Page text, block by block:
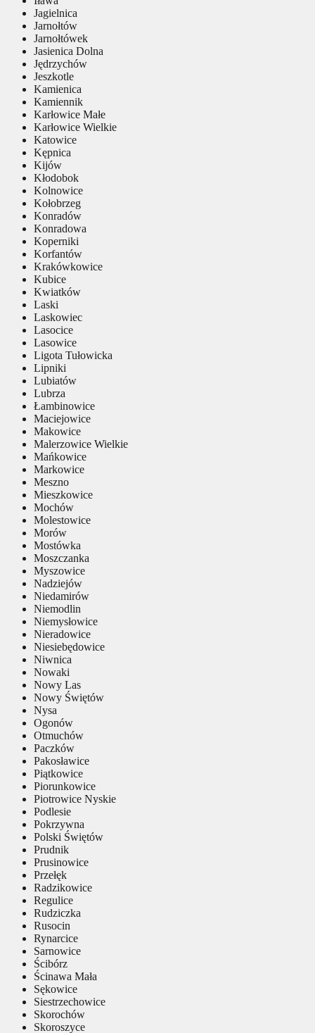
Jagielnica
Jarnołtów
Jarnołtówek
Jasienica Dolna
Jędrzychów
Jeszkotle
Kamienica
Kamiennik
Karłowice Małe
Karłowice Wielkie
Katowice
Kępnica
Kijów
Kłodobok
Kolnowice
Kołobrzeg
Konradów
Konradowa
Koperniki
Korfantów
Krakówkowice
Kubice
Kwiatków
Laski
Laskowiec
Lasocice
Lasowice
Ligota Tułowicka
Lipniki
Lubiatów
Lubrza
Łambinowice
Maciejowice
Makowice
Malerzowice Wielkie
Mańkowice
Markowice
Meszno
Mieszkowice
Mochów
Molestowice
Morów
Mostówka
Moszczanka
Myszowice
Nadziejów
Niedamirów
Niemodlin
Niemysłowice
Nieradowice
Niesiebędowice
Niwnica
Nowaki
Nowy Las
Nowy Świętów
Nysa
Ogonów
Otmuchów
Paczków
Pakosławice
Piątkowice
Piorunkowice
Piotrowice Nyskie
Podlesie
Pokrzywna
Polski Świętów
Prudnik
Prusinowice
Przełęk
Radzikowice
Regulice
Rudziczka
Rusocin
Rynarcice
Sarnowice
Ścibórz
Ścinawa Mała
Sękowice
Siestrzechowice
Skorochów
Skoroszyce